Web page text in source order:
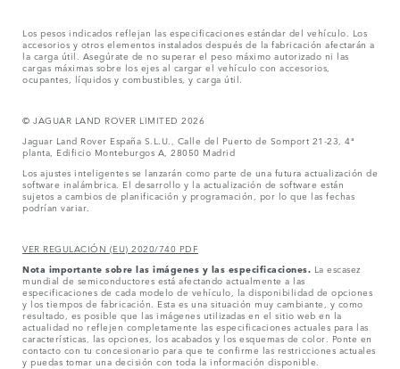
Los pesos indicados reflejan las especificaciones estándar del vehículo. Los
accesorios y otros elementos instalados después de la fabricación afectarán a
la carga útil. Asegúrate de no superar el peso máximo autorizado ni las
cargas máximas sobre los ejes al cargar el vehículo con accesorios,
ocupantes, líquidos y combustibles, y carga útil.
© JAGUAR LAND ROVER LIMITED 2026
Jaguar Land Rover España S.L.U., Calle del Puerto de Somport 21-23, 4ª
planta, Edificio Monteburgos A, 28050 Madrid
Los ajustes inteligentes se lanzarán como parte de una futura actualización de
software inalámbrica. El desarrollo y la actualización de software están
sujetos a cambios de planificación y programación, por lo que las fechas
podrían variar.
VER REGULACIÓN (EU) 2020/740 PDF
Nota importante sobre las imágenes y las especificaciones. La escasez
mundial de semiconductores está afectando actualmente a las
especificaciones de cada modelo de vehículo, la disponibilidad de opciones
y los tiempos de fabricación. Esta es una situación muy cambiante, y como
resultado, es posible que las imágenes utilizadas en el sitio web en la
actualidad no reflejen completamente las especificaciones actuales para las
características, las opciones, los acabados y los esquemas de color. Ponte en
contacto con tu concesionario para que te confirme las restricciones actuales
y puedas tomar una decisión con toda la información disponible.